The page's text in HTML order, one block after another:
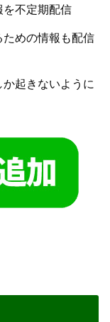
不定期配信
めの情報も配信
起きないように